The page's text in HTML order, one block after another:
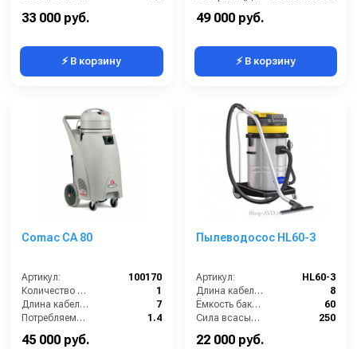
Разрежение / сила всасывания (мбар):
33 000 руб.
⚡ В корзину
Номинальный диаметр принадлежностей (мм):
49 000 руб.
⚡ В корзину
Comac CA 80
Артикул:
100170
Количество турбин (шт):
1
Длина кабеля (м):
7
Потребляемая мощность (кВт):
1.4
Уровень шума (дБ):
45 000 руб.
Пылеводосос HL60-3
Артикул:
HL60-3
Длина кабеля (м):
8
Ёмкость бака (л):
60
Сила всасывания (мбар):
250
Напряжение (В):
22 000 руб.